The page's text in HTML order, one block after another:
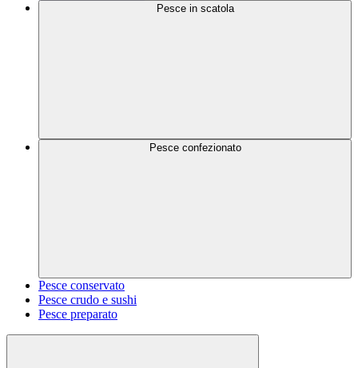
Pesce in scatola
Pesce confezionato
Pesce conservato
Pesce crudo e sushi
Pesce preparato